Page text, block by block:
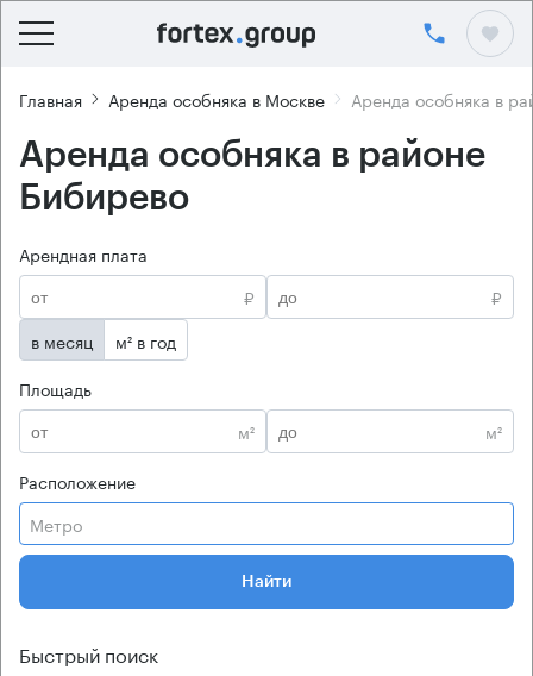
Главная Аренда особняка в Москве Аренда особняка в
Аренда особняка в районе
Бибирево
Арендная плата
₽
₽
в месяц
м² в год
Площадь
м²
м²
Расположение
Метро
Найти
Быстрый поиск